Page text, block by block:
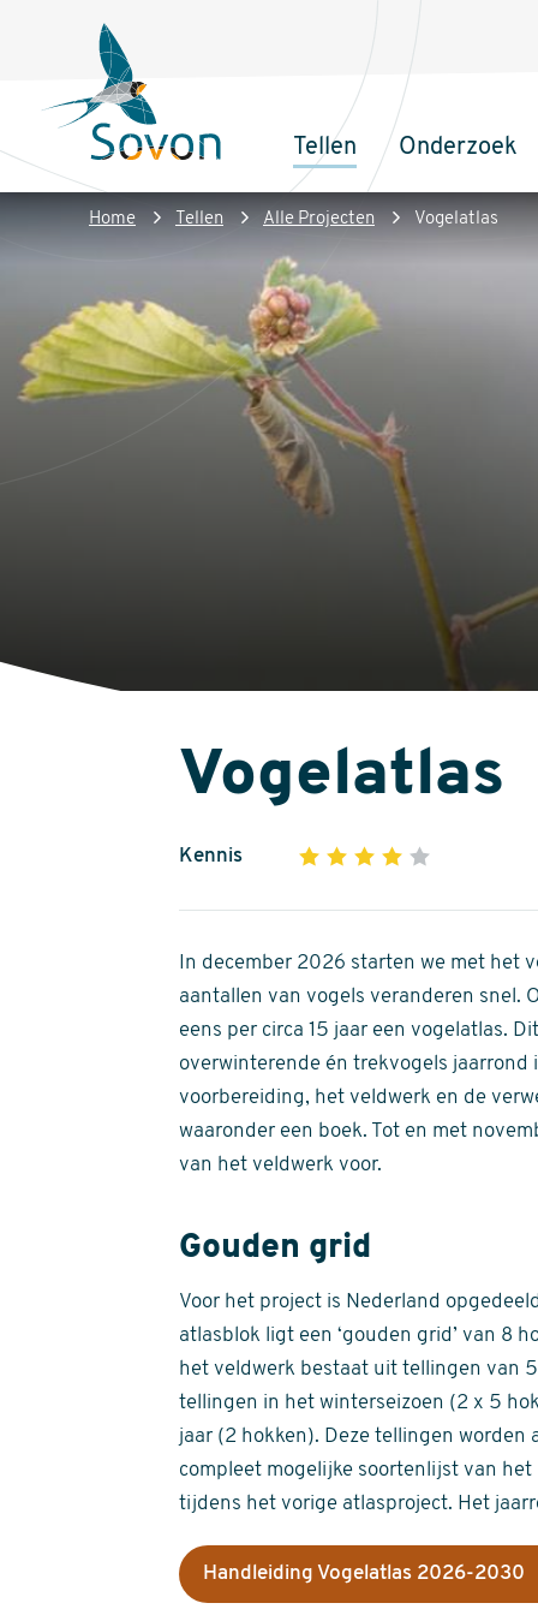
inhoud
Sovon
Homepage
Tellen Onderzoek
Kruimelpad
Home Tellen Alle Projecten Vogelatlas
Vogelatlas
Kennis 1 2 3 4
of
5
stars
In december 2026 starten we met het
aantallen van vogels veranderen snel.
eens per circa 15 jaar een vogelatlas.
overwinterende én trekvogels
voorbereiding, het veldwerk en de
waaronder een boek. Tot en met
van het veldwerk voor.
Gouden grid
Voor het project is Nederland
atlasblok ligt een ‘gouden grid’ van 8
het veldwerk bestaat uit tellingen van
tellingen in het winterseizoen (2 x 5
jaar (2 hokken). Deze tellingen
compleet mogelijke soortenlijst van
tijdens het vorige atlasproject. Het
Handleiding Vogelatlas 2026-2030